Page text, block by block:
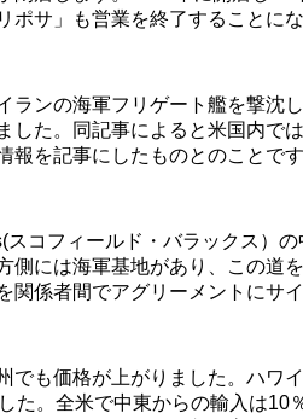
サ」も営業を終了することにな
ンの海軍フリゲート艦を撃
た。同記事によると米国内
を記事にしたものとのことです
コフィールド・バラックス）
側には海軍基地があり、この
係者間でアグリーメントにサ
でも価格が上がりました。ハ
た。全米で中東からの輸入は